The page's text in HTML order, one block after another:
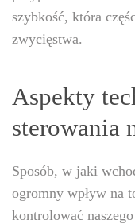
szybkość, która
zwycięstwa.
Aspekty
sterowania
Sposób, w jaki
ogromny wpływ na
kontrolować